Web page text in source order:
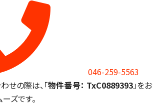
046-259-5563
せの際は、「物件番号： TxC0889393」をお
ズです。